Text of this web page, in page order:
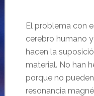
El problema con
cerebro humano
hacen la
material. No han
porque no
resonancia